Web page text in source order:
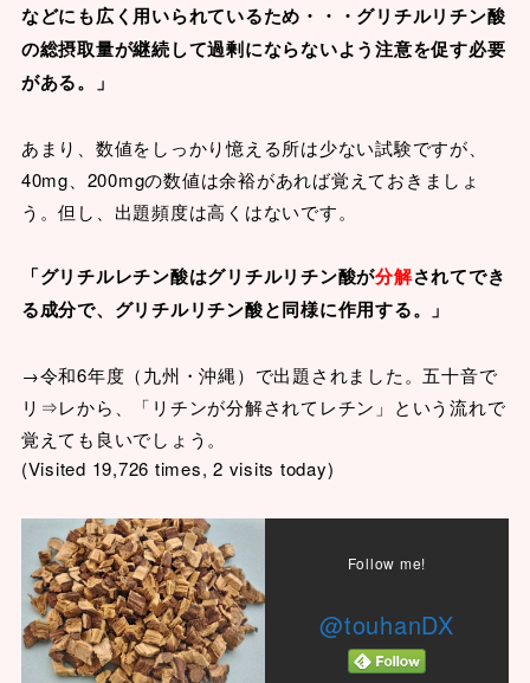
などにも広く用いられているため・・・グリチルリチン酸
の総摂取量が継続して過剰にならないよう注意を促す必要
がある。」
あまり、数値をしっかり憶える所は少ない試験ですが、
40mg、200mgの数値は余裕があれば覚えておきましょ
う。但し、出題頻度は高くはないです。
「グリチルレチン酸はグリチルリチン酸が分解されてでき
る成分で、グリチルリチン酸と同様に作用する。」
→令和6年度（九州・沖縄）で出題されました。五十音で
リ⇒レから、「リチンが分解されてレチン」という流れで
覚えても良いでしょう。
(Visited 19,726 times, 2 visits today)
Follow me!
@touhanDX